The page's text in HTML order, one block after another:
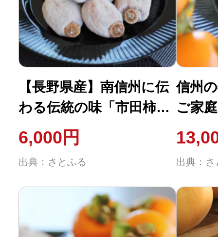
【長野県産】南信州に伝
わる伝統の味「市田柿」
170g×3袋〈2027年1月中
旬～2月下旬発送〉
6,000円
出典：さとふる
信州
ご家
ト
下旬
出典：さ